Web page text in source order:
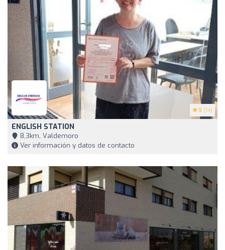
5 (14)
ENGLISH STATION
8,3km, Valdemoro
Ver información y datos de contacto